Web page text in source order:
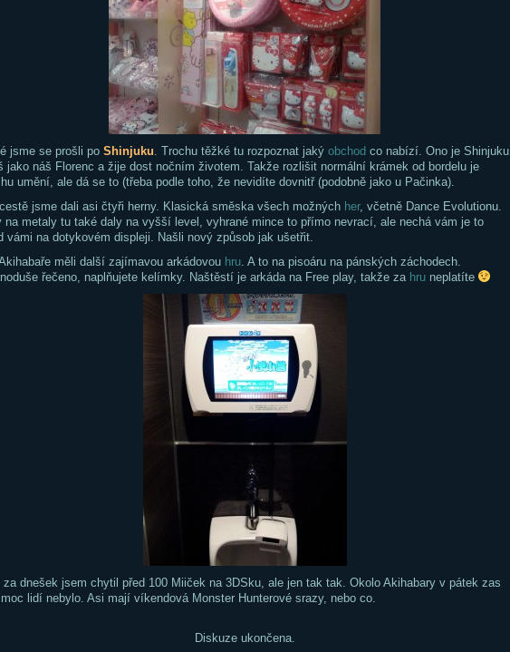
jsme se prošli po Shinjuku. Trochu těžké tu rozpoznat jaký obchod co nabízí. Ono je Shinjuku
jako náš Florenc a žije dost nočním životem. Takže rozlišit normální krámek od bordelu je
umění, ale dá se to (třeba podle toho, že nevidíte dovnitř (podobně jako u Pačinka).
jsme dali asi čtyři herny. Klasická směska všech možných her, včetně Dance Evolutionu.
na metaly tu také daly na vyšší level, vyhrané mince to přímo nevrací, ale nechá vám je to
vámi na dotykovém displeji. Našli nový způsob jak ušetřit.
měli další zajímavou arkádovou hru. A to na pisoáru na pánských záchodech.
řečeno, naplňujete kelímky. Naštěstí je arkáda na Free play, takže za hruneplatíte
za dnešek jsem chytil před 100 Miiček na 3DSku, ale jen tak tak. Okolo Akihabary v pátek zas
lidí nebylo. Asi mají víkendová Monster Hunterové srazy, nebo co.
Diskuze ukončena.